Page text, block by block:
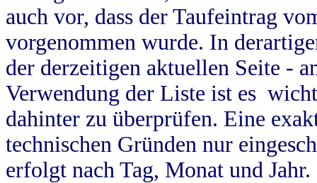
auch vor, dass der Taufeintrag
vorgenommen wurde. In
der derzeitigen aktuellen Seite -
Verwendung der Liste ist es
dahinter zu überprüfen. Eine
technischen Gründen nur
erfolgt nach Tag, Monat und Jahr.